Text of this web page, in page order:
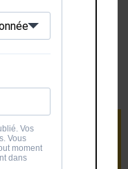
la fiche